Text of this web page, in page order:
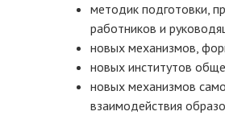
методик подготовки,
работников и
новых механизмов,
новых институтов
новых механизмов
взаимодействия